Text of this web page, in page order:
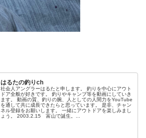
はるたの釣りch
社会人アングラーはるたと申します。 釣りを中心にアウト
ドア全般が好きです。 釣りやキャンプ等を動画にしていき
ます。 動画の質、釣りの腕、人としての人間力をYouTube
を通して共に成長できたらと思っています。 是非、チャン
ネル登録をお願いします。 一緒にアウトドアを楽しみまし
ょう。 2003.2.15 富山で誕生。...